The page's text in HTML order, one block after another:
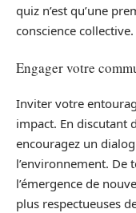
quiz n’est qu’une
conscience collective.
Engager votre
Inviter votre
impact. En discutant
encouragez un
l’environnement. De
l’émergence de
plus respectueuses